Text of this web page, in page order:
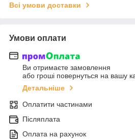
Всі умови доставки
Умови оплати
Ви отримаєте замовлення
або гроші повернуться на вашу
Детальніше
Оплатити частинами
Післяплата
Оплата на рахунок